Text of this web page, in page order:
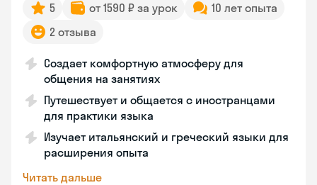
5 от 1590 ₽ за урок
10 лет опыта
2 отзыва
Создает комфортную атмосферу для
общения на занятиях
Путешествует и общается с иностранцами
для практики языка
Изучает итальянский и греческий языки для
расширения опыта
Читать дальше